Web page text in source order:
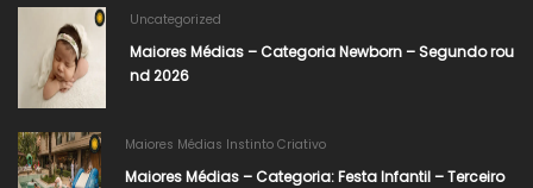
Uncategorized
Maiores Médias – Categoria Newborn – Segundo rou
nd 2026
Maiores Médias Instinto Criativo
Maiores Médias – Categoria: Festa Infantil – Terceiro